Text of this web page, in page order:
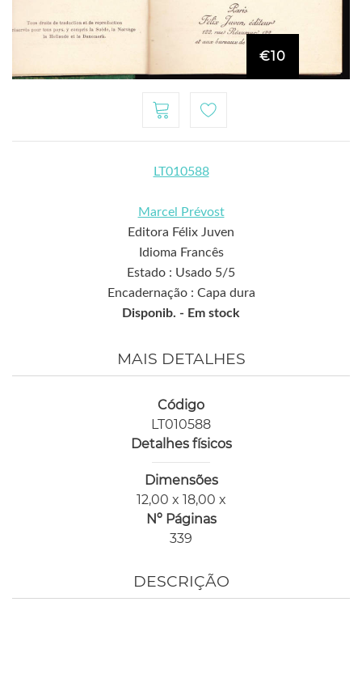
€10
LT010588
Marcel Prévost
Editora Félix Juven
Idioma Francês
Estado : Usado 5/5
Encadernação : Capa dura
Disponib. - Em stock
MAIS DETALHES
Código
LT010588
Detalhes físicos
Dimensões
12,00 x 18,00 x
Nº Páginas
339
DESCRIÇÃO